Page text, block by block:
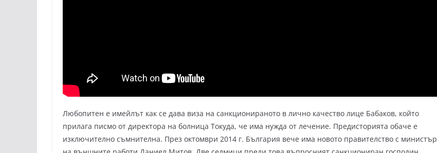
Любопитен е имейлът как се дава виза на санкционираното в лично качество лице Бабаков, който
прилага писмо от директора на болница Токуда, че има нужда от лечение. Предисторията обаче е
изключително съмнителна. През октомври 2014 г. България вече има новото правителство с министър